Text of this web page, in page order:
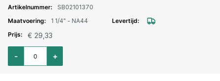
SB02101370
1 1/4" - NA44
€ 29,33
Aantal voor Storz lm. aansluitstuk binnendraad 1 1/4" - NA44
+
-